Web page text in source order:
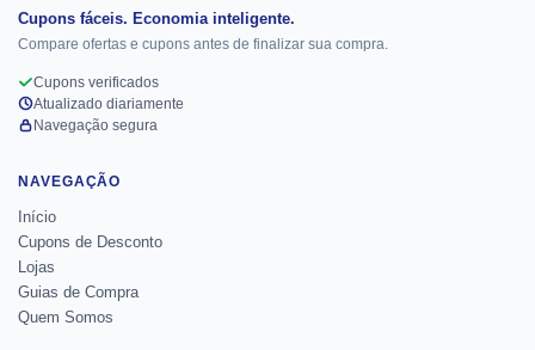
Cupons fáceis. Economia inteligente.
Compare ofertas e cupons antes de finalizar sua compra.
Cupons verificados
Atualizado diariamente
Navegação segura
NAVEGAÇÃO
Início
Cupons de Desconto
Lojas
Guias de Compra
Quem Somos